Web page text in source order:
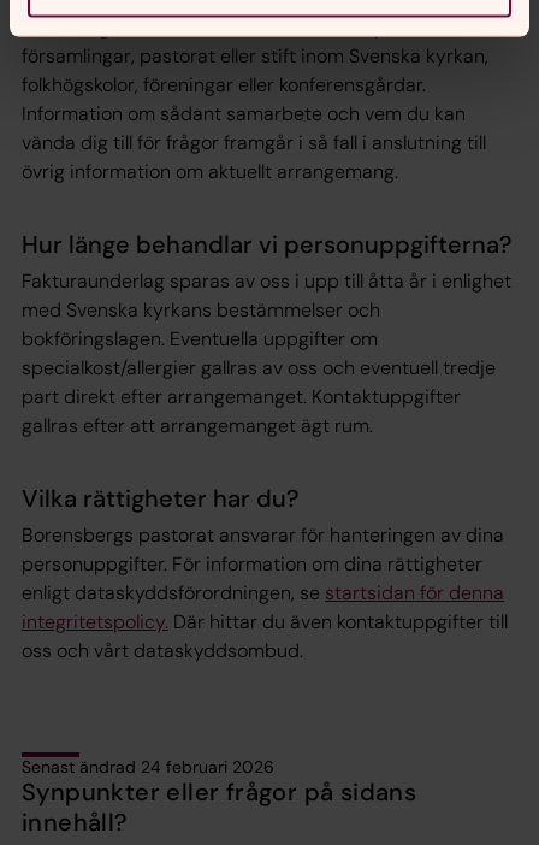
församlingar, pastorat eller stift inom Svenska kyrkan,
folkhögskolor, föreningar eller konferensgårdar.
Information om sådant samarbete och vem du kan
vända dig till för frågor framgår i så fall i anslutning till
övrig information om aktuellt arrangemang.
Hur länge behandlar vi personuppgifterna?
Fakturaunderlag sparas av oss i upp till åtta år i enlighet
med Svenska kyrkans bestämmelser och
bokföringslagen. Eventuella uppgifter om
specialkost/allergier gallras av oss och eventuell tredje
part direkt efter arrangemanget. Kontaktuppgifter
gallras efter att arrangemanget ägt rum.
Vilka rättigheter har du?
Borensbergs pastorat ansvarar för hanteringen av dina
personuppgifter. För information om dina rättigheter
enligt dataskyddsförordningen, se startsidan för denna
integritetspolicy. Där hittar du även kontaktuppgifter till
oss och vårt dataskyddsombud.
Senast ändrad 24 februari 2026
Synpunkter eller frågor på sidans
innehåll?